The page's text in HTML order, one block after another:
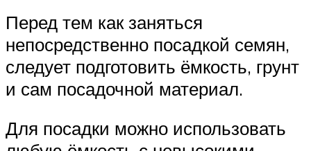
Перед тем как заняться
непосредственно посадкой семян,
следует подготовить ёмкость, грунт
и сам посадочной материал.
Для посадки можно использовать